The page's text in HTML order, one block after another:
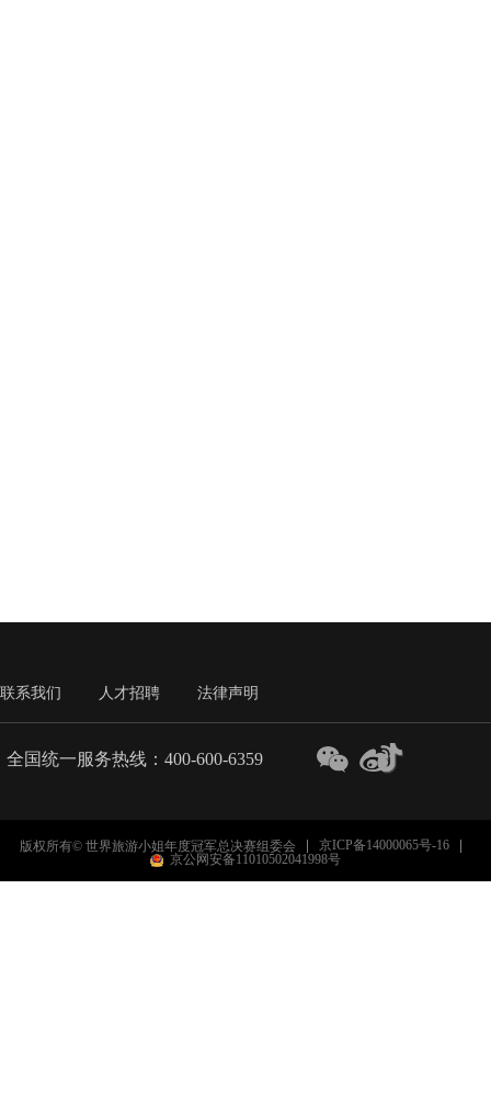
全国统一服务热线：400-600-6359
联系我们 人才招聘 法律声明
版权所有© 世界旅游小姐年度冠军总决赛组委会
京ICP备14000065号-16
京公网安备11010502041998号